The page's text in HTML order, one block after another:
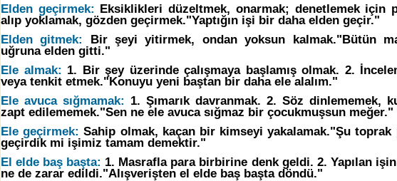
Elden geçirmek: Eksiklikleri düzeltmek, onarmak; denetlemek için
alıp yoklamak, gözden geçirmek."Yaptığın işi bir daha elden geçir."
Elden gitmek:
Bir şeyi yitirmek, ondan yoksun kalmak."Bütün
uğruna elden gitti."
Ele almak: 1. Bir şey üzerinde çalışmaya başlamış olmak. 2.
veya tenkit etmek."Konuyu yeni baştan bir daha ele alalım."
Ele avuca sığmamak: 1. Şımarık davranmak. 2. Söz dinlememek,
zapt edilememek."Sen ne ele avuca sığmaz bir çocukmuşsun meğer."
Ele geçirmek: Sahip olmak, kaçan bir kimseyi yakalamak."Şu toprak
geçirdik mi işimiz tamam demektir."
El elde baş başta: 1. Masrafla para birbirine denk geldi. 2. Yapılan
ne de zarar edildi."Alışverişten el elde baş başta döndü."